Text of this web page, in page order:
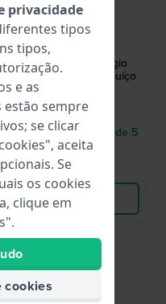
Jaguar
Acamar 40 mm Relógio
para homem quartzo Suíço
299,00 €
● Entrega num prazo de 5
até 8 dias úteis
Comparar
Ver produto
privacidade
tipos
tipos,
e as
estão sempre
se clicar
aceita
Se
os cookies
clique em
cookies